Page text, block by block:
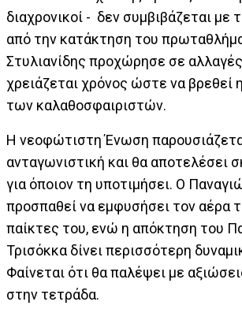
διαχρονικοί - δεν συμβιβάζεται με
από την κατάκτηση του
Στυλιανίδης προχώρησε σε
χρειάζεται χρόνος ώστε να βρεθεί
των καλαθοσφαιριστών.
Η νεοφώτιστη Ένωση
ανταγωνιστική και θα αποτελέσει
για όποιον τη υποτιμήσει. Ο
προσπαθεί να εμφυσήσει τον αέρα
παίκτες του, ενώ η απόκτηση του
Τρισόκκα δίνει περισσότερη
Φαίνεται ότι θα παλέψει με
στην τετράδα.